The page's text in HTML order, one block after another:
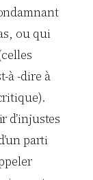
ou qui
à -dire à
d’injustes
parti